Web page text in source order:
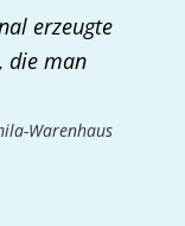
erzeugte
die man
Warenhaus